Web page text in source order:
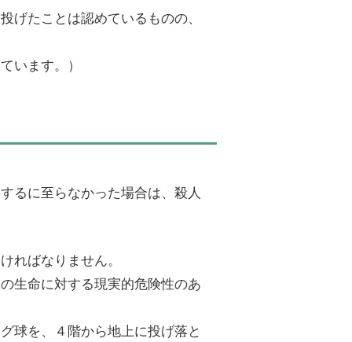
げたことは認めているものの、
います。）
るに至らなかった場合は、殺人
ればなりません。
生命に対する現実的危険性のあ
球を、４階から地上に投げ落と